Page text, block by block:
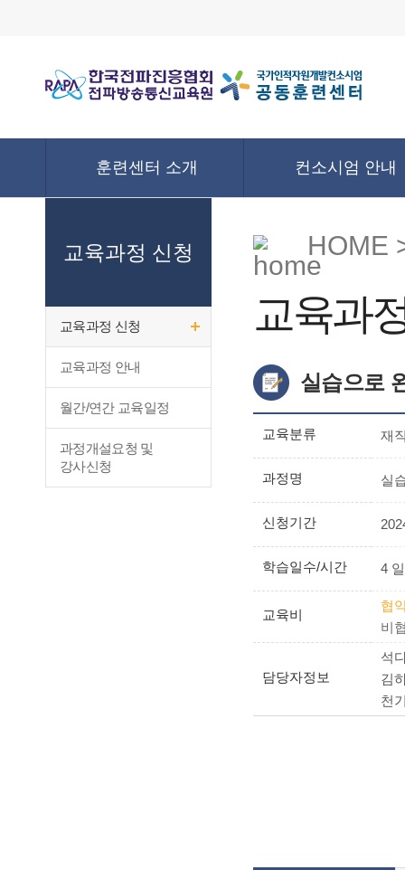
훈련센터 소개 컨소시엄 안내
교육과정 신청
교육과정 신청
교육과정 안내
월간/연간 교육일정
과정개설요청 및
강사신청
HOME
교육과
실습으로
교육분류 재
과정명 실
신청기간
학습일수/시간 4
교육비
협
비
담당자정보
석
김
천